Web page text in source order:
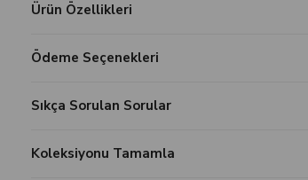
Ürün Özellikleri
Ödeme Seçenekleri
Sıkça Sorulan Sorular
Koleksiyonu Tamamla